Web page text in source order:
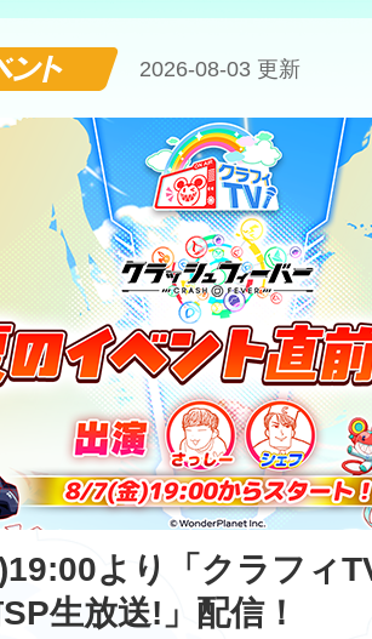
イベント
2026-08-03 更新
より「クラフィ
生放送!」配信！